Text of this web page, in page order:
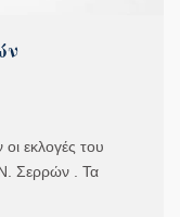
εκλογές του
Σερρών . Τα